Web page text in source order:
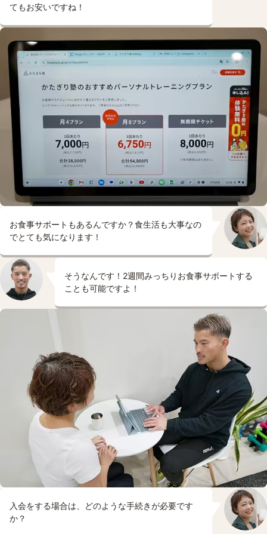
てもお安いですね！
お食事サポートもあるんですか？食生活も大事なの
でとても気になります！
そうなんです！2週間みっちりお食事サポートする
ことも可能ですよ！
入会をする場合は、どのような手続きが必要です
か？